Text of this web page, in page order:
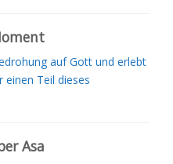
auf Gott und erlebt
einen Teil dieses
Asa